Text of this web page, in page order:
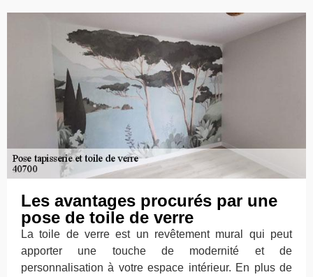
Les avantages procurés par une
pose de toile de verre
La toile de verre est un revêtement mural qui peut
apporter une touche de modernité et de
personnalisation à votre espace intérieur. En plus de